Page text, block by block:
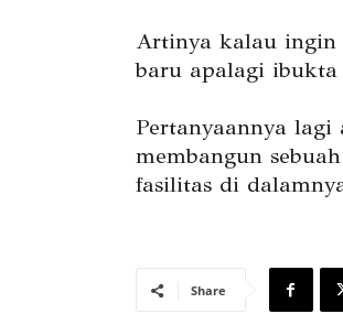
Artinya kalau ingin
baru apalagi
Pertanyaannya lagi
membangun
fasilitas di
Share